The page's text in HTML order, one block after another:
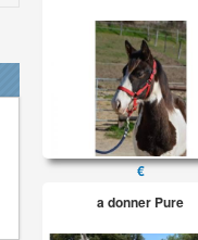
€
a donner Pure